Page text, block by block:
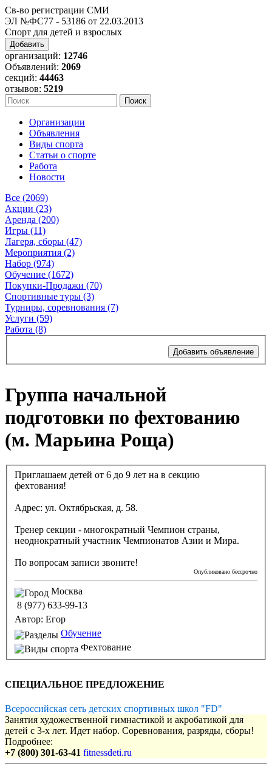
Св-во регистрации СМИ
ЭЛ №ФС77 - 53186 от 22.03.2013
Спорт для детей и взрослых
Добавить
организаций: 12746
Объявлений: 2069
секций: 44463
отзывов: 5219
Организации
Объявления
Виды спорта
Статьи о спорте
Работа
Новости
Все (2069)
Акции (23)
Аренда (200)
Игры (11)
Лагеря, сборы (47)
Мероприятия (2)
Набор (974)
Обучение (1672)
Покупки-Продажи (70)
Спортивные туры (3)
Турниры, соревнования (7)
Услуги (59)
Работа (8)
Добавить объявление
Группа начальной
подготовки по фехтованию
(м. Марьина Роща)
Приглашаем детей от 6 до 9 лет на в секцию
фехтования!
Адрес: ул. Октябрьская, д. 58.
Тренер секции - многократный Чемпион страны,
неоднократный участник Чемпионатов Азии и Мира.
По вопросам записи звоните!
Опубликовано бессрочно
Москва
8 (977) 633-99-13
Автор: Егор
Обучение
Фехтование
СПЕЦИАЛЬНОЕ ПРЕДЛОЖЕНИЕ
Всероссийская сеть детских спортивных школ "FD"
Занятия художественной гимнастикой и акробатикой для
детей с 3-х лет. Идет набор. Соревнования, разряды, сборы!
Подробнее:
+7 (800) 301-63-41 fitnessdeti.ru